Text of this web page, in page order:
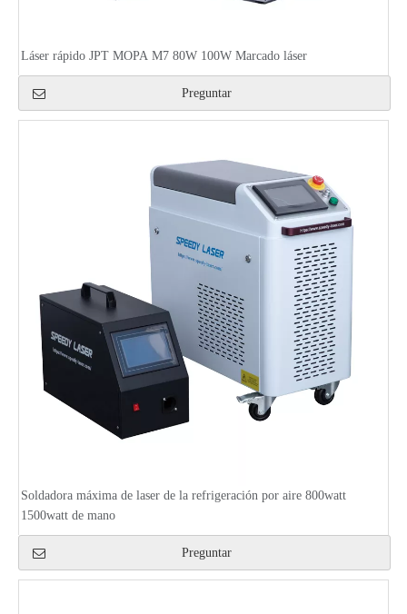
Láser rápido JPT MOPA M7 80W 100W Marcado láser
Preguntar
Soldadora máxima de laser de la refrigeración por aire 800watt
1500watt de mano
Preguntar